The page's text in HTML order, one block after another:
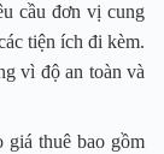
cầu đơn vị cung
tiện ích đi kèm.
vì độ an toàn và
giá thuê bao gồm